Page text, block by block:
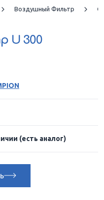
Воздушный Фильтр
U 300
(есть аналог)